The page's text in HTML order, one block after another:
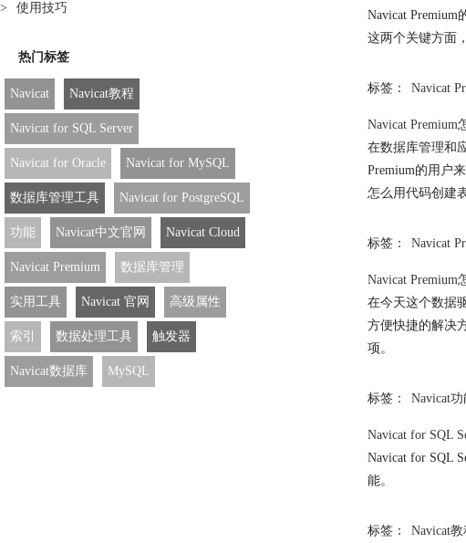
>
使用技巧
热门标签
Navicat Navicat教程
Navicat for SQL Server
Navicat for Oracle Navicat for MySQL
数据库管理工具 Navicat for PostgreSQL
功能 Navicat中文官网 Navicat Cloud
Navicat Premium 数据库管理
实用工具 Navicat 官网 高级属性
索引 数据处理工具 触发器
Navicat数据库 MySQL
Navicat Premium
这两个关键方面
标签： Navicat
Navicat Premium
在数据库管理和
Premium的用户
怎么用代码创建
标签： Navicat
Navicat Premium
在今天这个数据
方便快捷的解决
项。
标签： Navicat
Navicat for SQL
Navicat for SQL
能。
标签： Navicat教